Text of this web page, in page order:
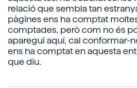
relació que sembla tan
pàgines ens ha comptat
comptades, però com no és
aparegui aquí, cal conformar-
ens ha comptat en aquesta
que diu.